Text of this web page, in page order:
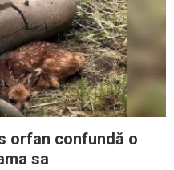
orfan confundă o
sa